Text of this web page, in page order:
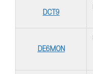
DCT9
DE6MON